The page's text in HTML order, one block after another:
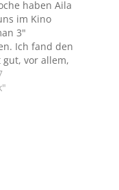
haben Aila
im Kino
3"
Ich fand den
gut, vor allem,
meiner Sicht
moralische